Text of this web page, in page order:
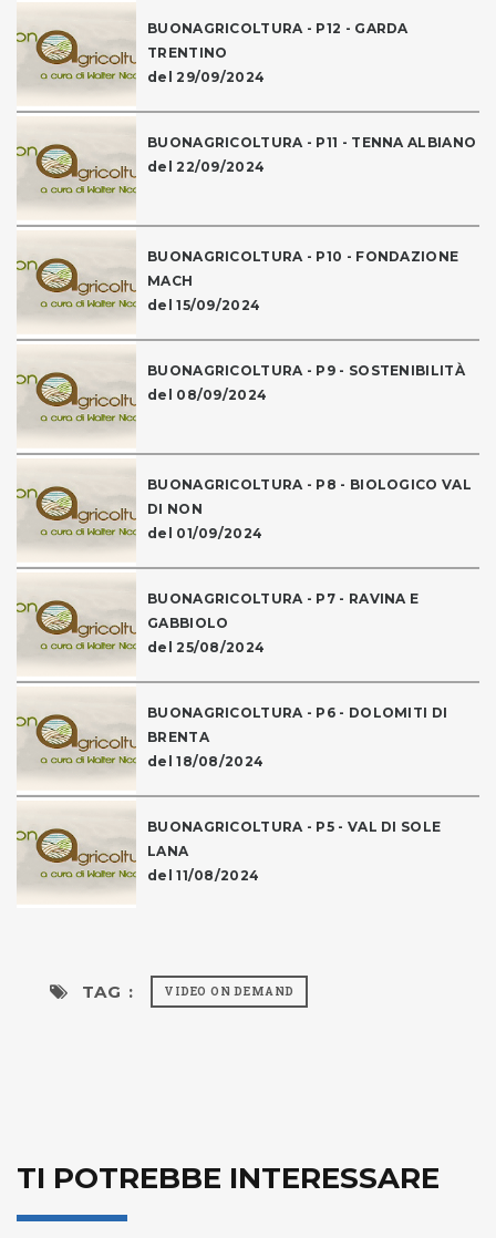
BUONAGRICOLTURA - P12 - GARDA
TRENTINO
del 29/09/2024
BUONAGRICOLTURA - P11 - TENNA ALBIANO
del 22/09/2024
BUONAGRICOLTURA - P10 - FONDAZIONE
MACH
del 15/09/2024
BUONAGRICOLTURA - P9 - SOSTENIBILITÀ
del 08/09/2024
BUONAGRICOLTURA - P8 - BIOLOGICO VAL
DI NON
del 01/09/2024
BUONAGRICOLTURA - P7 - RAVINA E
GABBIOLO
del 25/08/2024
BUONAGRICOLTURA - P6 - DOLOMITI DI
BRENTA
del 18/08/2024
BUONAGRICOLTURA - P5 - VAL DI SOLE
LANA
del 11/08/2024
TAG : VIDEO ON DEMAND
TI POTREBBE INTERESSARE